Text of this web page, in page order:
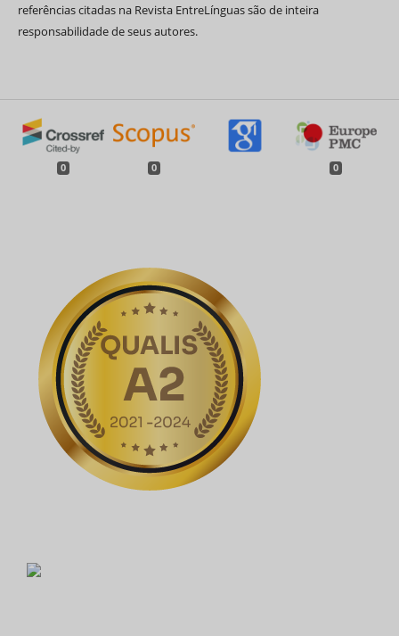
referências citadas na Revista EntreLínguas são de inteira
responsabilidade de seus autores.
0 0 0